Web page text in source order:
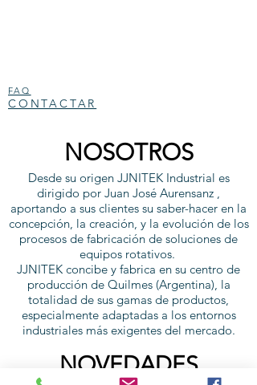
FAQ
CONTACTAR
NOSOTROS
Desde su origen JJNITEK Industrial es
dirigido por Juan José Aurensanz ,
aportando a sus clientes su saber-hacer en la
concepción, la creación, y la evolución de los
procesos de fabricación de soluciones de
equipos rotativos.
JJNITEK concibe y fabrica en su centro de
producción de Quilmes (Argentina), la
totalidad de sus gamas de productos,
especialmente adaptadas a los entornos
industriales más exigentes del mercado.
NOVEDADES